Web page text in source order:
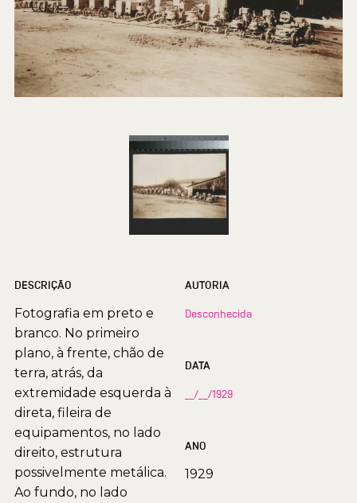
DESCRIÇÃO
Fotografia em preto e
branco. No primeiro
plano, à frente, chão de
terra, atrás, da
extremidade esquerda à
direta, fileira de
equipamentos, no lado
direito, estrutura
possivelmente metálica.
Ao fundo, no lado
AUTORIA
Desconhecida
DATA
__/__/1929
ANO
1929